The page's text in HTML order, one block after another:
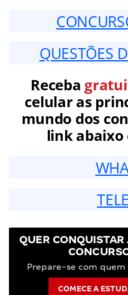
QUESTÕES
Receba
celular as
mundo dos
link abaixo
QUER
Prepare-se com
COMECE A